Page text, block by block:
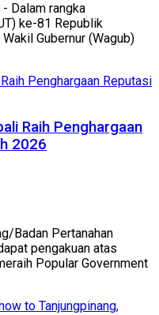
Dalam rangka
ke-81 Republik
Gubernur (Wagub)
Raih Penghargaan
2026
Badan Pertanahan
pengakuan atas
Popular Government